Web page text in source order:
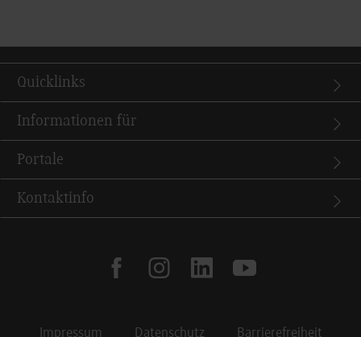
Quicklinks
Informationen für
Portale
Kontaktinfo
facebookinstagramlinkedin youtube